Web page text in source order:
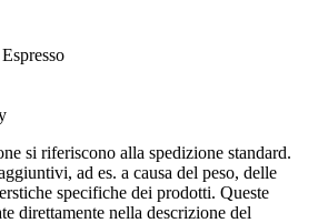
si riferiscono alla spedizione standard.
ad es. a causa del peso, delle
specifiche dei prodotti. Queste
direttamente nella descrizione del